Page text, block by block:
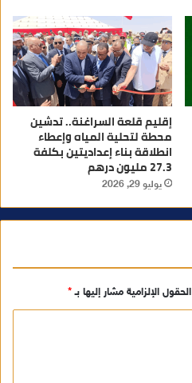
إقليم قلعة السراغنة.. تدشين
محطة لتحلية المياه وإعطاء
انطلاقة بناء إعداديتين بكلفة
27.3 مليون درهم
يوليو 29, 2026
الحقول الإلزامية مشار إليها بـ*